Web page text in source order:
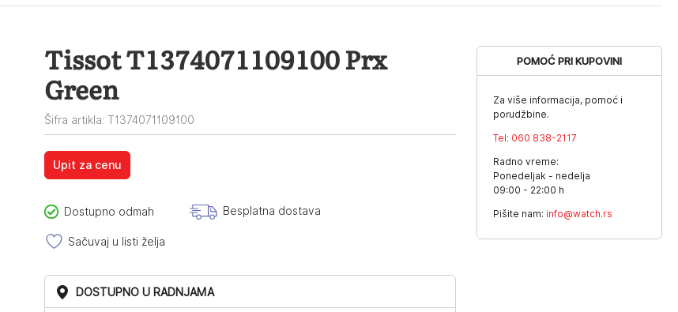
Tissot T1374071109100 Prx
Green
Šifra artikla: T1374071109100
Upit za cenu
Dostupno odmah Besplatna dostava
Sačuvaj u listi želja
DOSTUPNO U RADNJAMA
POMOĆ PRI KUPOVINI
Za više informacija, pomoć i
porudžbine.
Tel: 060 838-2117
Radno vreme:
Ponedeljak - nedelja
09:00 - 22:00 h
Pišite nam: info@watch.rs